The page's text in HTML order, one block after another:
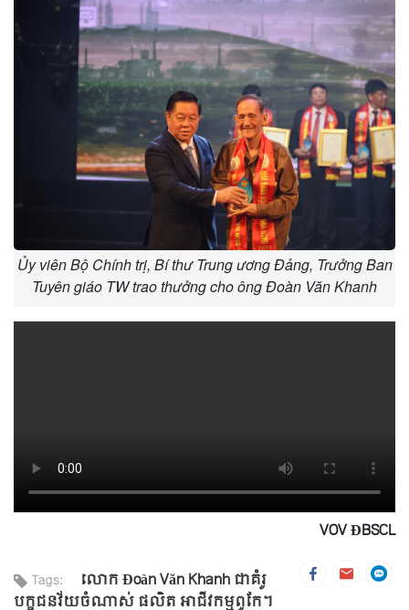
Ủy viên Bộ Chính trị, Bí thư Trung ương Đảng, Trưởng Ban
Tuyên giáo TW trao thưởng cho ông Đoàn Văn Khanh
VOV ĐBSCL
Tags:
លោក Đoàn Văn Khanh ជាគំរូ
បក្ខជនវ័យចំណាស់ ផលិត អាជីវកម្មពូកែ។